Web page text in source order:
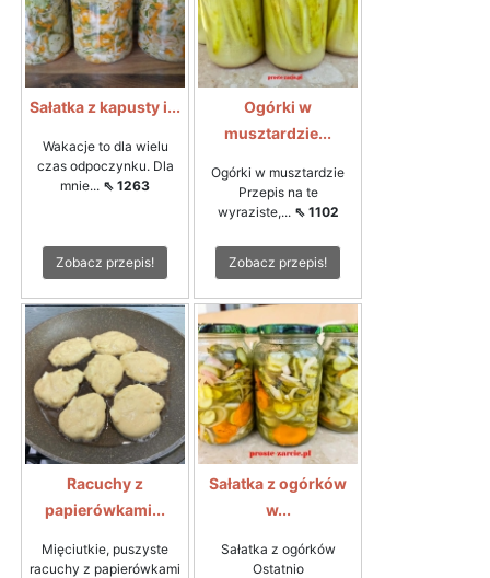
Sałatka z kapusty i...
Wakacje to dla wielu
czas odpoczynku. Dla
mnie... ⇖ 1263
Zobacz przepis!
Ogórki w
musztardzie...
Ogórki w musztardzie
Przepis na te
wyraziste,... ⇖ 1102
Zobacz przepis!
Racuchy z
papierówkami...
Mięciutkie, puszyste
racuchy z papierówkami
Sałatka z ogórków
w...
Sałatka z ogórków
Ostatnio